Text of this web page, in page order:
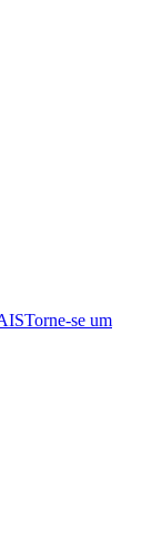
Torne-se um